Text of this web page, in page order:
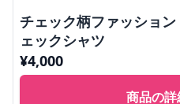
チェック柄ファッショ
ェックシャツ
¥4,000
商品の